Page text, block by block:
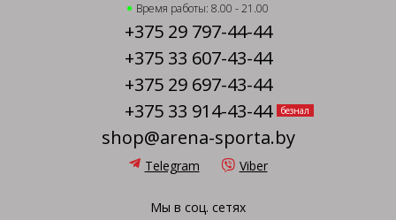
Время работы: 8.00 - 21.00
+375 29 797-44-44
+375 33 607-43-44
+375 29 697-43-44
+375 33 914-43-44
безнал
shop@arena-sporta.by
Telegram Viber
Мы в соц. сетях